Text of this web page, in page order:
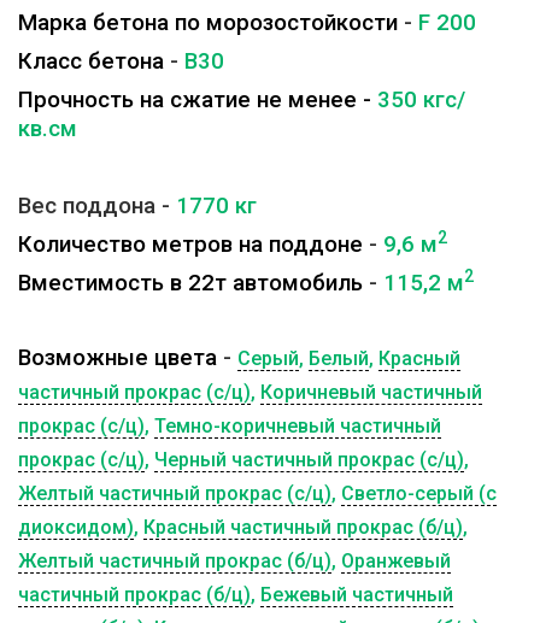
Марка бетона по морозостойкости - F 200
Класс бетона - B30
Прочность на сжатие не менее - 350 кгс/
кв.см
Вес поддона - 1770 кг
Количество метров на поддоне - 9,6 м2
Вместимость в 22т автомобиль - 115,2 м2
Возможные цвета - Серый, Белый, Красный
частичный прокрас (с/ц), Коричневый частичный
прокрас (с/ц), Темно-коричневый частичный
прокрас (с/ц), Черный частичный прокрас (с/ц),
Желтый частичный прокрас (с/ц), Светло-серый (с
диоксидом), Красный частичный прокрас (б/ц),
Желтый частичный прокрас (б/ц), Оранжевый
частичный прокрас (б/ц), Бежевый частичный